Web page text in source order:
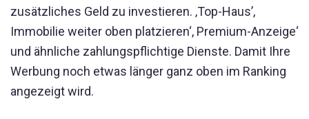
zusätzliches Geld zu investieren. ‚Top-Haus’,
Immobilie weiter oben platzieren‘, Premium-Anzeige‘
und ähnliche zahlungspflichtige Dienste. Damit Ihre
Werbung noch etwas länger ganz oben im Ranking
angezeigt wird.